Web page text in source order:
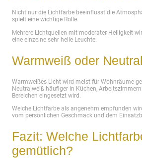
Nicht nur die Lichtfarbe beeinflusst die
spielt eine wichtige Rolle.
Mehrere Lichtquellen mit moderater Helligkeit
eine einzelne sehr helle Leuchte.
Warmweiß oder
Warmweißes Licht wird meist für Wohnräume
Neutralweiß häufiger in Küchen,
Bereichen eingesetzt wird.
Welche Lichtfarbe als angenehm empfunden
vom persönlichen Geschmack und dem
Fazit: Welche
gemütlich?